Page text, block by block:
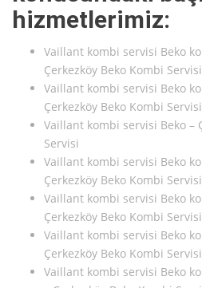
hizmetlerimiz:
Vaillant kombi servisi Beko
Çerkezköy Beko Kombi Servisi
Vaillant kombi servisi Beko
Çerkezköy Beko Kombi Servisi
Vaillant kombi servisi Beko –
Servisi
Vaillant kombi servisi Beko
Çerkezköy Beko Kombi Servisi
Vaillant kombi servisi Beko
Çerkezköy Beko Kombi Servisi
Vaillant kombi servisi Beko
Çerkezköy Beko Kombi Servisi
Vaillant kombi servisi Beko